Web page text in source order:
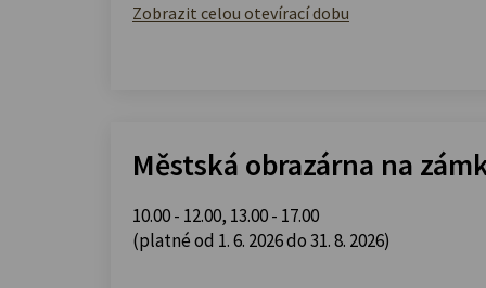
Zobrazit celou otevírací dobu
Městská obrazárna na
10.00 - 12.00, 13.00 - 17.00
(platné od 1. 6. 2026 do 31. 8. 2026)